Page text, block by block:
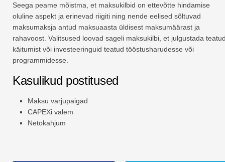
Seega peame mõistma, et maksukilbid on ettevõtte hindamise
oluline aspekt ja erinevad riigiti ning nende eelised sõltuvad
maksumaksja antud maksuaasta üldisest maksumäärast ja
rahavoost. Valitsused loovad sageli maksukilbi, et julgustada
käitumist või investeeringuid teatud tööstusharudesse või
programmidesse.
Kasulikud postitused
Maksu varjupaigad
CAPEXi valem
Netokahjum